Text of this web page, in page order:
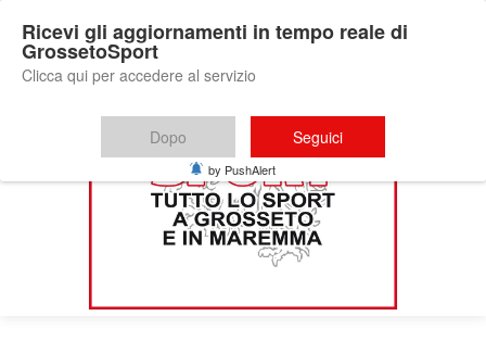
Ricevi gli aggiornamenti in tempo reale di
GrossetoSport
Clicca qui per accedere al servizio
Dopo Seguici
by PushAlert